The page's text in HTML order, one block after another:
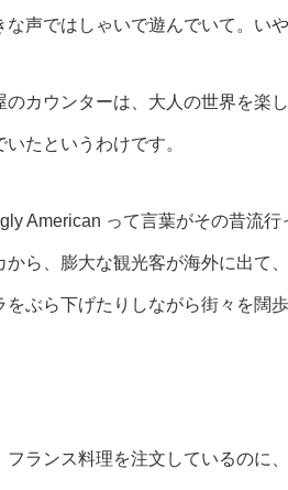
な声ではしゃいで遊んでいて。いや
のカウンターは、大人の世界を楽
たというわけです。
American って言葉がその昔流
から、膨大な観光客が海外に出て
をぶら下げたりしながら街々を闊
フランス料理を注文しているのに